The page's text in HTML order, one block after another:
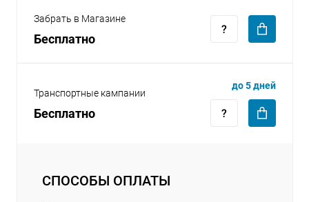
Забрать в Магазине
Бесплатно
Транспортные кампании
Бесплатно
до 5 дней
СПОСОБЫ ОПЛАТЫ